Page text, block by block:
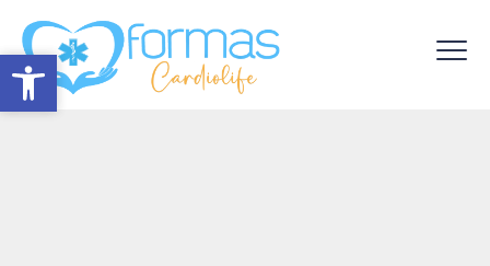
Abrir barra de herramientas
Abrir barra de herramientas